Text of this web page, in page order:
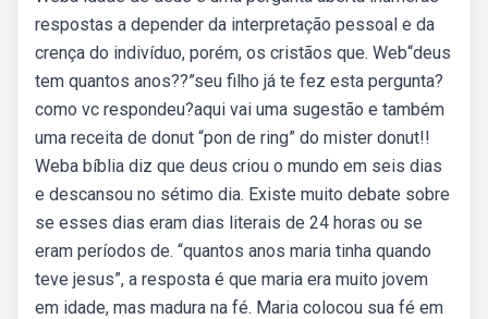
respostas a depender da interpretação pessoal e da
crença do indivíduo, porém, os cristãos que. Web“deus
tem quantos anos??”seu filho já te fez esta pergunta?
como vc respondeu?aqui vai uma sugestão e também
uma receita de donut “pon de ring” do mister donut!!
Weba bíblia diz que deus criou o mundo em seis dias
e descansou no sétimo dia. Existe muito debate sobre
se esses dias eram dias literais de 24 horas ou se
eram períodos de. “quantos anos maria tinha quando
teve jesus”, a resposta é que maria era muito jovem
em idade, mas madura na fé. Maria colocou sua fé em